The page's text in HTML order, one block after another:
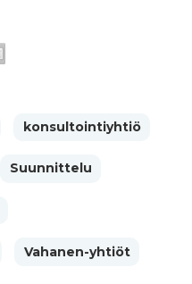
konsultointiyhtiö
Suunnittelu
Vahanen-yhtiöt